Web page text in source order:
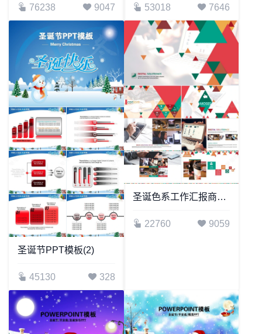
76238 9047 53018 7646
圣诞节PPT模板(2)
45130 328
圣诞色系工作汇报商业计划书通用PPT模板
22760 9059